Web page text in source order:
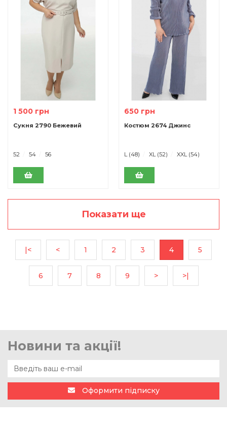
1 500 грн
Сукня 2790 Бежевий
52 54 56
650 грн
Костюм 2674 Джинс
L (48) XL (52) XXL (54)
Показати ще
|< < 1 2 3 4 5
6 7 8 9 > >|
Новини та акції!
Оформити підписку